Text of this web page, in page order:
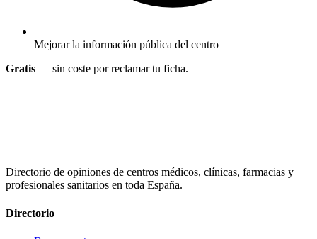
Mejorar la información pública del centro
Gratis — sin coste por reclamar tu ficha.
Directorio de opiniones de centros médicos, clínicas, farmacias y
profesionales sanitarios en toda España.
Directorio